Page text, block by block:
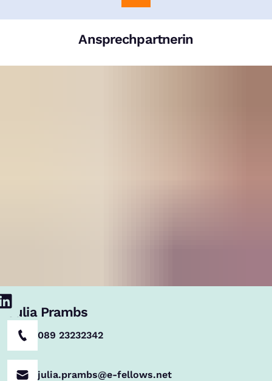
Ansprechpartnerin
Julia Prambs
089 23232342
julia.prambs@e-fellows.net